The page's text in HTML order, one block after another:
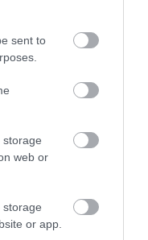
sent to
storage
web or
storage
or app.
slágereket
azóta pedig kész
A
minden megvan,
bárok és
és persze
a búvárkodás is